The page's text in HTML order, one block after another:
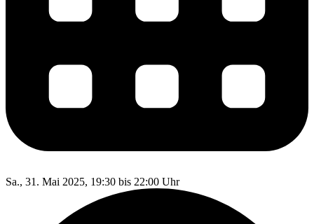
Sa., 31. Mai 2025, 19:30 bis 22:00 Uhr